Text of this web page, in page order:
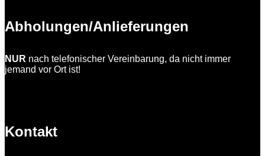
Abholungen/Anlieferungen
NUR nach telefonischer Vereinbarung, da nicht immer
jemand vor Ort ist!
Kontakt